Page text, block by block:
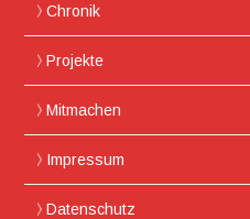
Chronik
Projekte
Mitmachen
Impressum
Datenschutz